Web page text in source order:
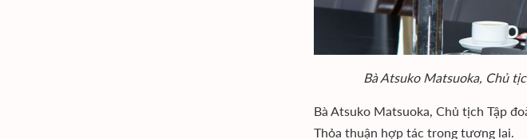
Bà Atsuko Matsuoka, Chủ
Bà Atsuko Matsuoka, Chủ tịch Tập
Thỏa thuận hợp tác trong tương lai.